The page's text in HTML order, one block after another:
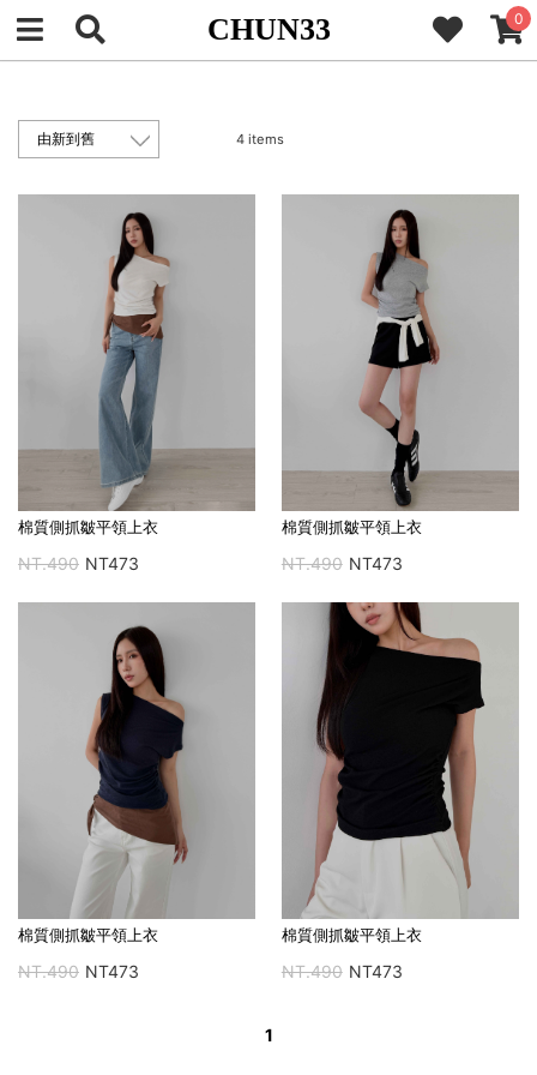
CHUN33 0
4 items
棉質側抓皺平領上衣
NT.490 NT473
棉質側抓皺平領上衣
NT.490 NT473
棉質側抓皺平領上衣
NT.490 NT473
棉質側抓皺平領上衣
NT.490 NT473
1